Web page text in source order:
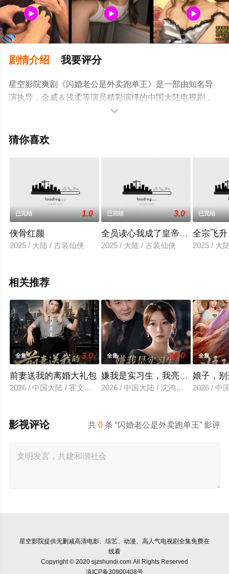
剧情介绍 我要评分
星空影院爽剧《闪婚老公是外卖跑单王》是一部由知名导
演执导，金威＆浅柔等演员精彩演绎的中国大陆电视剧，
大结局剧情已揭晓（完结），手机免费观看高清无删减完
豆瓣电视剧、电视猫或剧情网等平台了解。

猜你喜欢
已完结 1.0
侠骨红颜
2025 / 大陆 / 古装仙侠
已完结 3.0
全员读心我成了皇帝宇中一把刀
2025 / 大陆 / 古装仙侠
已完结
全宗飞
2025 / 大
相关推荐
全集 3.0
前妻送我的离婚大礼包
2026 / 中国大陆 / 霍文琦＆雷小米
全集 10.0
嫌我是实习生，我亮出老板身份
2026 / 中国大陆 / 沈鸿运＆刘亚倩
全集
娘子，
2026 / 中
共0 条 “闪婚老公是外卖跑单王” 影评
影视评论
星空影院提供无删减高清电影、综艺、动漫、高人气电视剧全集免费在
线看
Copyright © 2020 sjzshundi.com All Rights Reserved
滇ICP备30900408号